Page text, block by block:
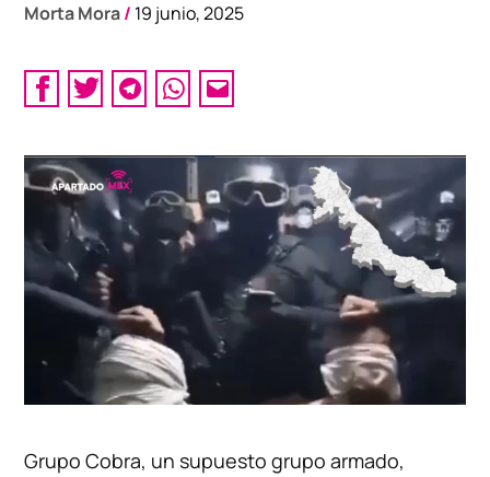
Morta Mora/ 19 junio, 2025
Grupo Cobra, un supuesto grupo armado,